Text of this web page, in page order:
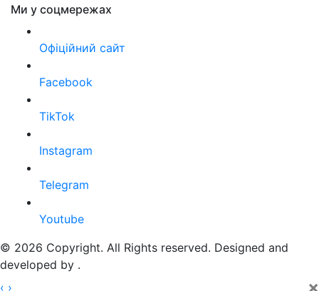
Ми у соцмережах
Офіційний сайт
Facebook
TikTok
Instagram
Telegram
Youtube
© 2026 Copyright. All Rights reserved. Designed and
developed by .
‹ › ×